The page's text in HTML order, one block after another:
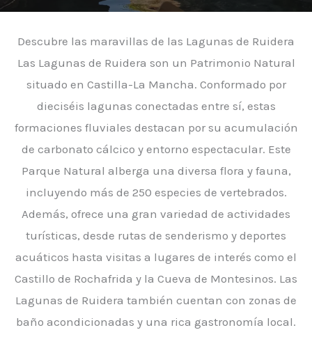
Descubre las maravillas de las Lagunas de Ruidera
Las Lagunas de Ruidera son un Patrimonio Natural
situado en Castilla-La Mancha. Conformado por
dieciséis lagunas conectadas entre sí, estas
formaciones fluviales destacan por su acumulación
de carbonato cálcico y entorno espectacular. Este
Parque Natural alberga una diversa flora y fauna,
incluyendo más de 250 especies de vertebrados.
Además, ofrece una gran variedad de actividades
turísticas, desde rutas de senderismo y deportes
acuáticos hasta visitas a lugares de interés como el
Castillo de Rochafrida y la Cueva de Montesinos. Las
Lagunas de Ruidera también cuentan con zonas de
baño acondicionadas y una rica gastronomía local.